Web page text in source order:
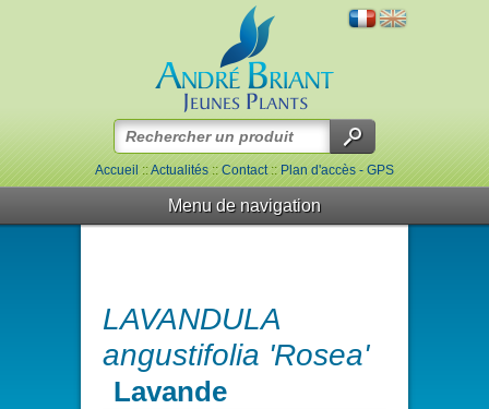
Accueil::Actualités::Contact::Plan d'accès - GPS
Menu de navigation
LAVANDULA
angustifolia 'Rosea'
Lavande